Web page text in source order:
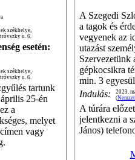
székhelye,
u. 6.
esetén:
székhelye,
u. 6.
tartunk
25-én
a
melyet
vagy
A Szegedi
a tagok és
vegyenek az
utazást
Szervezetünk
gépkocsikra
min. 3
Indulás:
2023.
(
A túrára
jelentkezni a
János)